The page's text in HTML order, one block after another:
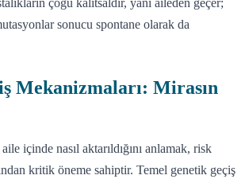
sonucu spontane olarak da
Mekanizmaları: Mirasın
içinde nasıl aktarıldığını anlamak, risk
kritik öneme sahiptir. Temel genetik geçiş